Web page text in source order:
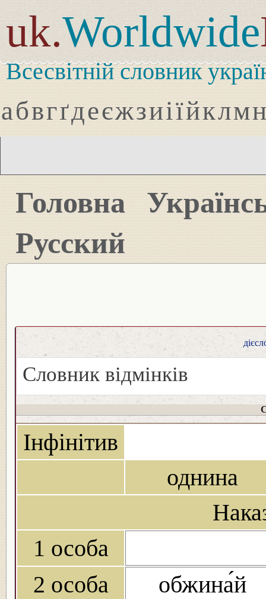
uk.Worldwide
Всесвітній словник
абвгґдеєжзиіїйклмн
Головна
Русский
Словник відмінків
Інфінітив
однина
1 особа
2 особа
обжина́й